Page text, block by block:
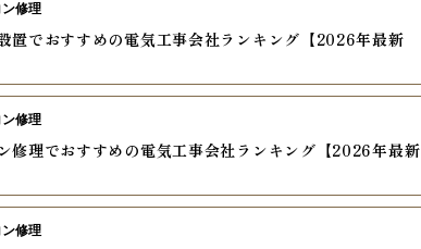
置でおすすめの電気工事会社ランキング【2026年最新
修理
修理でおすすめの電気工事会社ランキング【2026年最新
修理
修理